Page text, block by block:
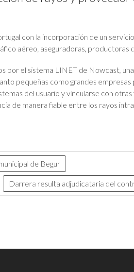
con la incorporación de un
aéreo, aseguradoras,
por el sistema LINET de Nowcast,
pequeñas como grandes
del usuario y vincularse con
de manera fiable entre los rayos
de Begur
Darrera resulta adjudicataria del